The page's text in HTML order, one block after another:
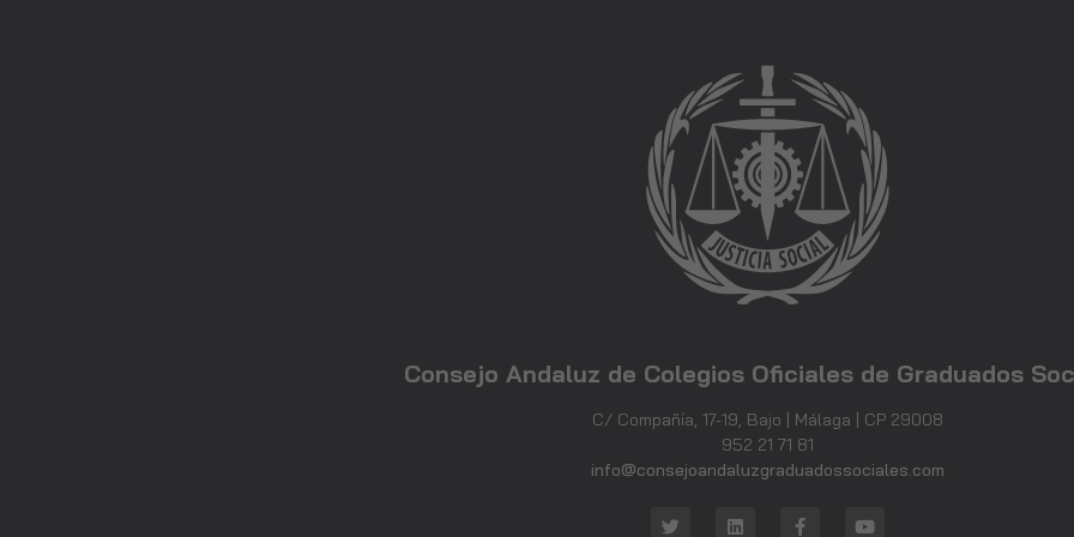
Consejo Andaluz de Colegios Oficiales de Graduados
C/ Compañía, 17-19, Bajo | Málaga | CP 29008
952 21 71 81
info@consejoandaluzgraduadossociales.com
son
opcionales.
Son
necesarias
para que
funcione la
web.
podamos
funcionalidad
de la web, en